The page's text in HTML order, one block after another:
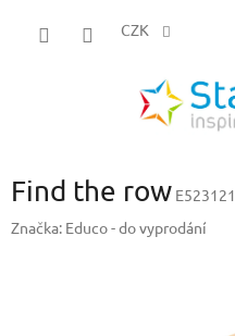
CZK
Find the row E523121
Značka: Educo - do vyprodání